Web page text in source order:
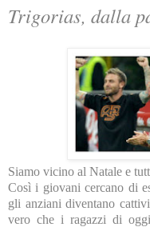
Trigorias, dalla
Siamo vicino al Natale e
Così i giovani cercano di
gli anziani diventano
vero che i ragazzi di